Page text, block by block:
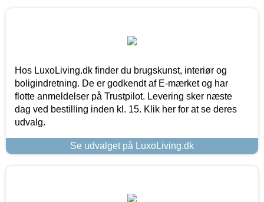
Hos LuxoLiving.dk finder du brugskunst, interiør og
boligindretning. De er godkendt af E-mærket og har
flotte anmeldelser på Trustpilot. Levering sker næste
dag ved bestilling inden kl. 15. Klik her for at se deres
udvalg.
Se udvalget på LuxoLiving.dk